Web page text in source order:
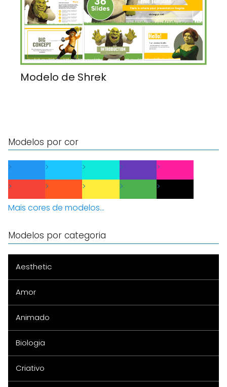
Modelo de Shrek
Modelos por cor
Mais cores de modelos...
Modelos por categoria
Aesthetic
Amor
Animado
Biologia
Criativo